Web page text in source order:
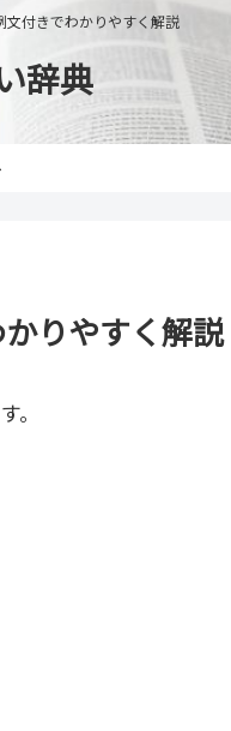
文付きでわかりやすく解説
辞典
りやすく解説
。